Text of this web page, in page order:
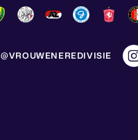
@VROUWENEREDIVISIE